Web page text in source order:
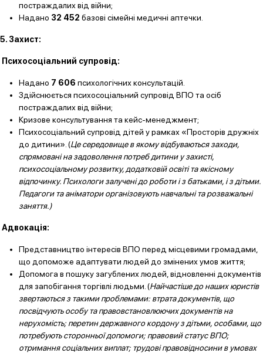
постраждалих від війни;
Надано 32 452 базові сімейні медичні аптечки.
5. Захист:
Психосоціальний супровід:
Надано 7 606 психологічних консультацій.
Здійснюється психосоціальний супровід ВПО та осіб
постраждалих від війни;
Кризове консультування та кейс-менеджмент;
Психосоціальний супровід дітей у рамках «Просторів дружніх
до дитини». (Це середовищев якому відбуваються заходи,
спрямовані на задоволення потреб дитини у захисті,
психосоціальному розвитку, додатковій освіті та якісному
відпочинку. Психологи залучені до роботи і з батьками, і з дітьми.
Педагоги та аніматори організовують навчальні та розважальні
заняття.)
Адвокація:
Представництво інтересів ВПО перед місцевими громадами,
що допоможе адаптувати людей до змінених умов життя;
Допомога в пошуку загублених людей, відновленні документів
для запобігання торгівлі людьми. (Найчастіше до наших юристів
звертаються з такими проблемами: втрата документів, що
посвідчують особу та правовстановлюючих документів на
нерухомість; перетин державного кордону з дітьми, особами, що
потребують сторонньої допомоги; правовий статус ВПО;
отримання соціальних виплат; трудові правовідносини в умовах